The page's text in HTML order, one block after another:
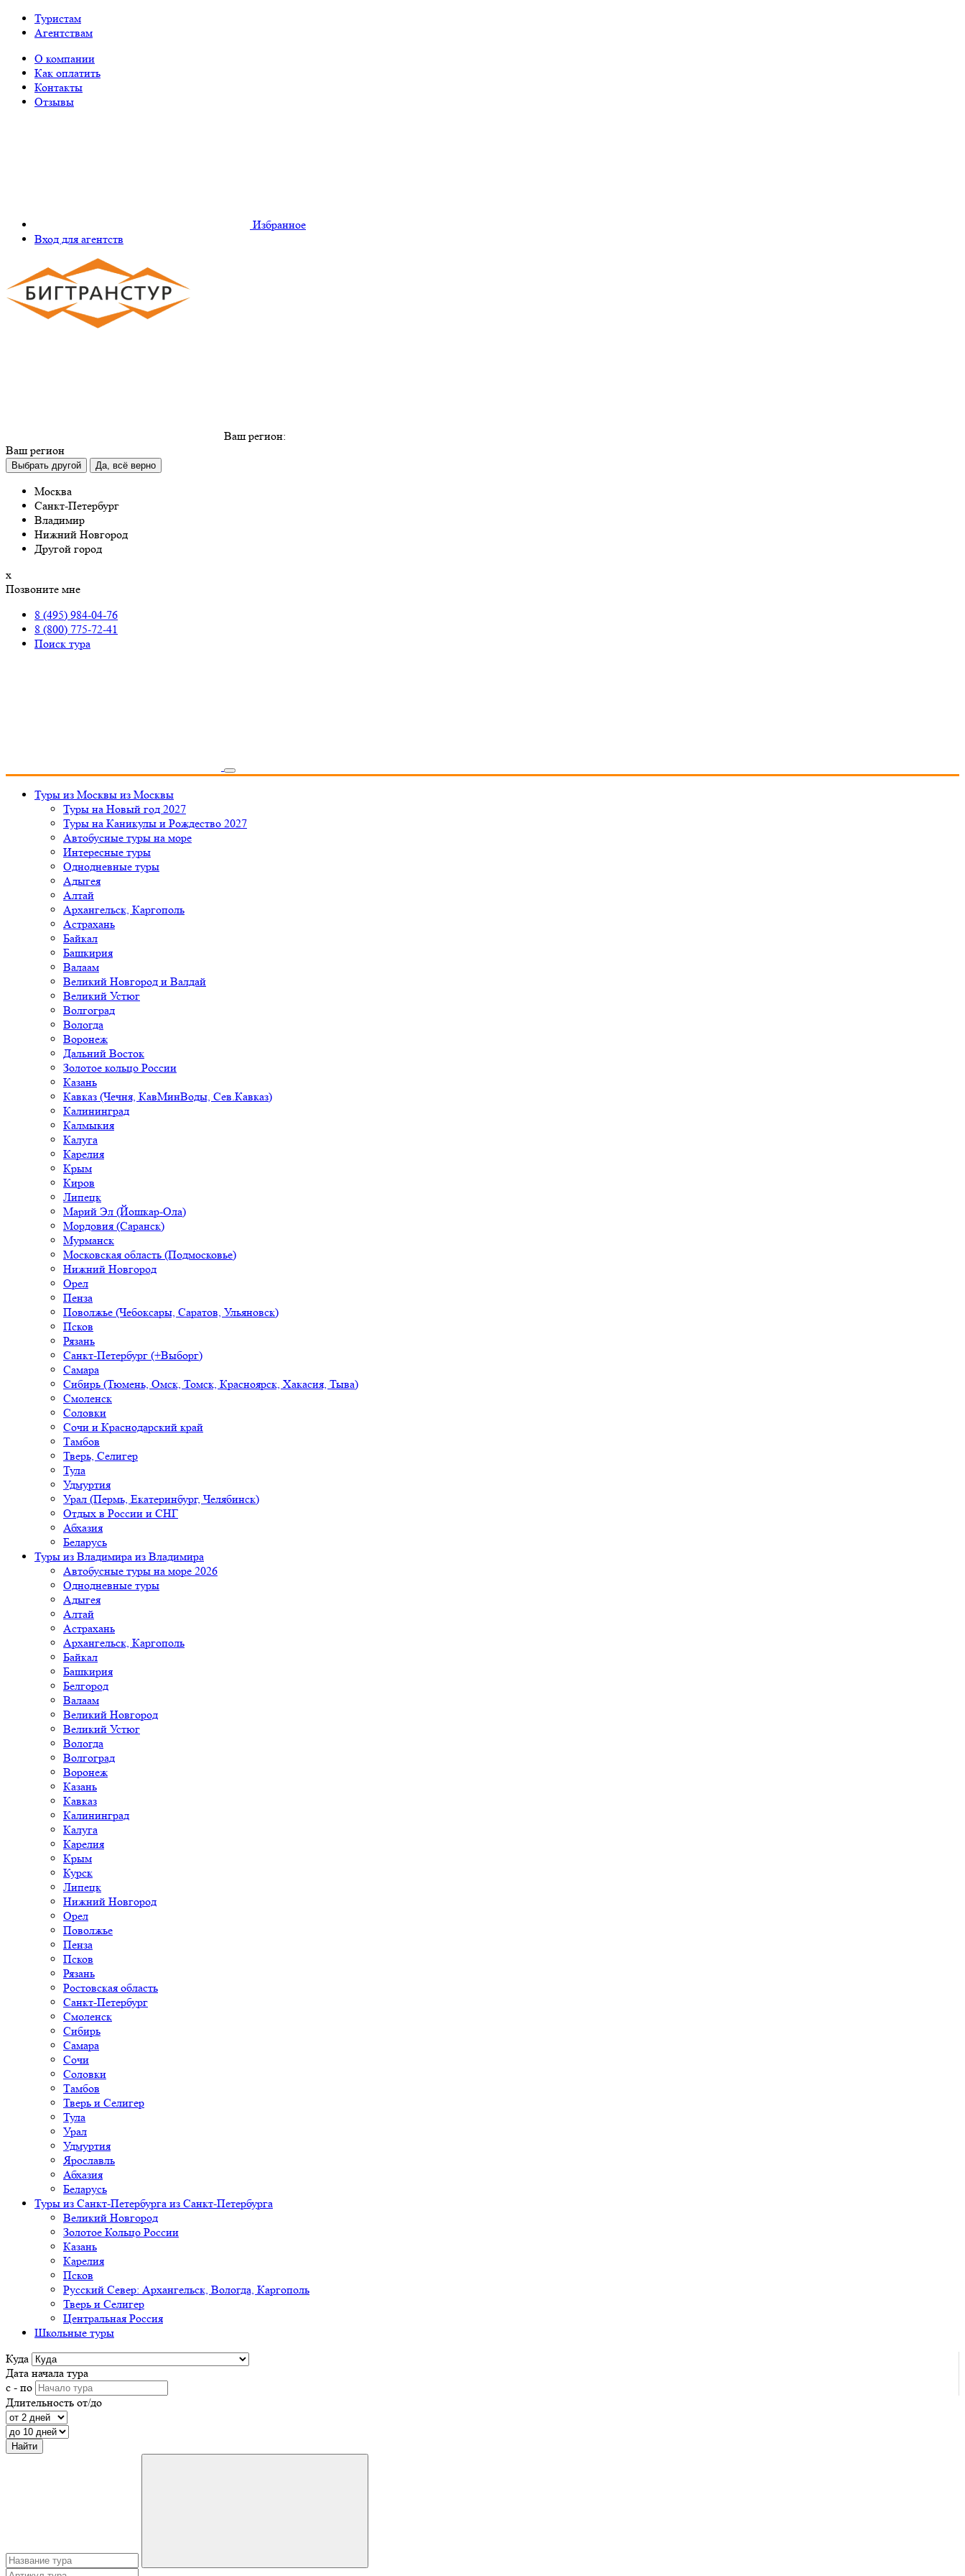
Туристам
Агентствам
О компании
Как оплатить
Контакты
Отзывы
Избранное
Вход для агентств
Ваш регион:
Ваш регион
Выбрать другой Да, всё верно
Москва
Санкт-Петербург
Владимир
Нижний Новгород
Другой город
х
Позвоните мне
8 (495) 984-04-76
8 (800) 775-72-41
Поиск тура
Туры из Москвы из Москвы
Туры на Новый год 2027
Туры на Каникулы и Рождество 2027
Автобусные туры на море
Интересные туры
Однодневные туры
Адыгея
Алтай
Архангельск, Каргополь
Астрахань
Байкал
Башкирия
Валаам
Великий Новгород и Валдай
Великий Устюг
Волгоград
Вологда
Воронеж
Дальний Восток
Золотое кольцо России
Казань
Кавказ (Чечня, КавМинВоды, Сев.Кавказ)
Калининград
Калмыкия
Калуга
Карелия
Крым
Киров
Липецк
Марий Эл (Йошкар-Ола)
Мордовия (Саранск)
Мурманск
Московская область (Подмосковье)
Нижний Новгород
Орел
Пенза
Поволжье (Чебоксары, Саратов, Ульяновск)
Псков
Рязань
Санкт-Петербург (+Выборг)
Самара
Сибирь (Тюмень, Омск, Томск, Красноярск, Хакасия, Тыва)
Смоленск
Соловки
Сочи и Краснодарский край
Тамбов
Тверь, Селигер
Тула
Удмуртия
Урал (Пермь, Екатеринбург, Челябинск)
Отдых в России и СНГ
Абхазия
Беларусь
Туры из Владимира из Владимира
Автобусные туры на море 2026
Однодневные туры
Адыгея
Алтай
Астрахань
Архангельск, Каргополь
Байкал
Башкирия
Белгород
Валаам
Великий Новгород
Великий Устюг
Вологда
Волгоград
Воронеж
Казань
Кавказ
Калининград
Калуга
Карелия
Крым
Курск
Липецк
Нижний Новгород
Орел
Поволжье
Пенза
Псков
Рязань
Ростовская область
Санкт-Петербург
Смоленск
Сибирь
Самара
Сочи
Соловки
Тамбов
Тверь и Селигер
Тула
Урал
Удмуртия
Ярославль
Абхазия
Беларусь
Туры из Санкт-Петербурга из Санкт-Петербурга
Великий Новгород
Золотое Кольцо России
Казань
Карелия
Псков
Русский Север: Архангельск, Вологда, Каргополь
Тверь и Селигер
Центральная Россия
Школьные туры
Куда
Дата начала тура
с - по
Длительность от/до